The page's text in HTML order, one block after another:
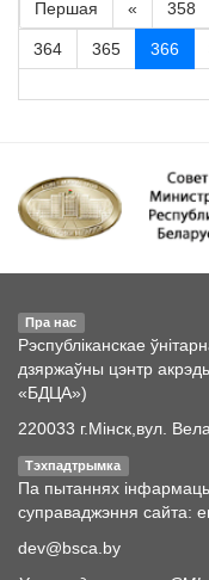
Першая « 358
364 365 366
Пра нас
Рэспубліканскае
дзяржаўны цэнтр
«БДЦА»)
220033 г.Мінск,вул.
Тэхпадтрымка
Па пытаннях
суправаджэння сайта:
dev@bsca.by